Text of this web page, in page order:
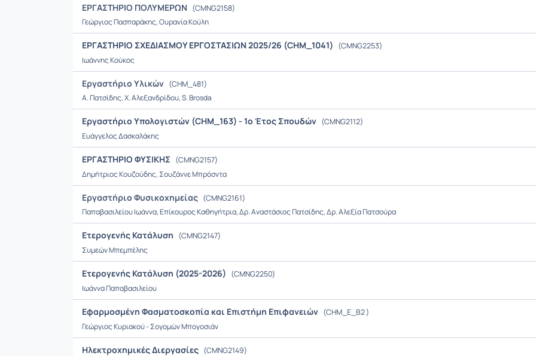
ΕΡΓΑΣΤΗΡΙΟ ΠΟΛΥΜΕΡΩΝ (CMNG2158)
Γεώργιος Πασπαράκης, Ουρανία Κούλη
ΕΡΓΑΣΤΗΡΙΟ ΣΧΕΔΙΑΣΜΟΥ ΕΡΓΟΣΤΑΣΙΩΝ 2025/26 (CHM_1041) (CMNG2253)
Ιωάννης Κούκος
Εργαστήριο Υλικών (CHM_481)
A. Πατσίδης, Χ. Αλεξανδρίδου, S. Brosda
Εργαστήριο Υπολογιστών (CHM_163) - 1ο Έτος Σπουδών (CMNG2112)
Ευάγγελος Δασκαλάκης
ΕΡΓΑΣΤΗΡΙΟ ΦΥΣΙΚΗΣ (CMNG2157)
Δημήτριος Κουζούδης, Σουζάννε Μπρόσντα
Εργαστήριο Φυσικοχημείας (CMNG2161)
Παπαβασιλείου Ιωάννα, Επίκουρος Καθηγήτρια, Δρ. Αναστάσιος Πατσίδης, Δρ. Αλεξία Πατσούρα
Ετερογενής Κατάλυση (CMNG2147)
Συμεών Μπεμπέλης
Ετερογενής Κατάλυση (2025-2026) (CMNG2250)
Ιωάννα Παπαβασιλείου
Εφαρμοσμένη Φασματοσκοπία και Επιστήμη Επιφανειών (CHM_E_Β2 )
Γεώργιος Κυριακού - Σογομών Μπογοσιάν
Ηλεκτροχημικές Διεργασίες (CMNG2149)